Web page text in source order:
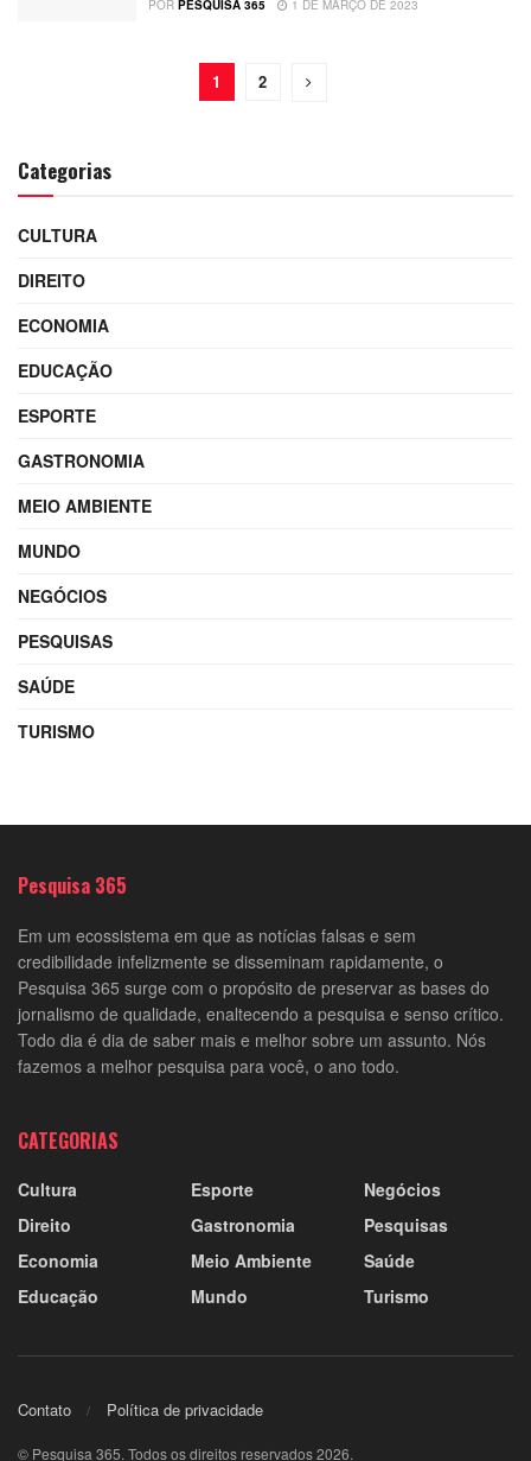
POR PESQUISA 365 1 DE MARÇO DE 2023
1 2
Categorias
CULTURA
DIREITO
ECONOMIA
EDUCAÇÃO
ESPORTE
GASTRONOMIA
MEIO AMBIENTE
MUNDO
NEGÓCIOS
PESQUISAS
SAÚDE
TURISMO
Pesquisa 365
Em um ecossistema em que as notícias falsas e sem
credibilidade infelizmente se disseminam rapidamente, o
Pesquisa 365 surge com o propósito de preservar as bases do
jornalismo de qualidade, enaltecendo a pesquisa e senso crítico.
Todo dia é dia de saber mais e melhor sobre um assunto. Nós
fazemos a melhor pesquisa para você, o ano todo.
CATEGORIAS
Cultura
Direito
Economia
Educação
Esporte
Gastronomia
Meio Ambiente
Mundo
Negócios
Pesquisas
Saúde
Turismo
Contato Política de privacidade
© Pesquisa 365. Todos os direitos reservados 2026.